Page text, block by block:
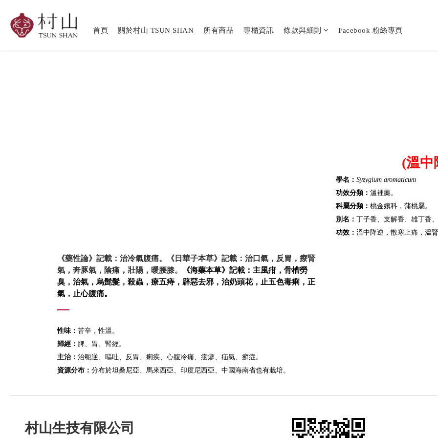
首頁 關於村山 TSUN SHAN 所有商品 專櫃資訊 條款與細則 Facebook 粉絲專頁
(溫中
學名： Syzygium aromaticum
功效分類： 溫裡藥。
科屬分類： 桃金孃科，蒲桃屬。
別名： 丁子香、支解香、雄丁香
功效： 溫中降逆，散寒止痛，溫腎
《藥性論》記載：治冷氣腹痛。
《日華子本草》記載：治口氣，反胃，療腎
氣，奔豚氣，陰痛，壯陽，暖腰膝。
《海藥本草》記載：主風疳，骨槽勞
臭，治氣，烏髭髮，殺蟲，療五痔，辟惡去邪，治奶頭花，止五色毒痢，正
氣，止心腹痛。
性味： 苦辛，性溫。
歸經： 脾、胃、腎經。
主治： 治呃逆、嘔吐、反胃、痢疾、心腹冷痛、痃癖、疝氣、癬症。
資源分布： 分布於坦桑尼亞、馬來西亞、印度尼西亞、中國海南省也有栽培。
村山生技有限公司